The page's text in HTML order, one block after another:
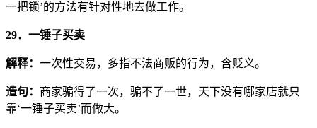
一把锁’的方法有针对性地去做工作。
29．一锤子买卖
解释： 一次性交易，多指不法商贩的行为，含贬义。
造句： 商家骗得了一次，骗不了一世，天下没有哪家店就只
靠‘一锤子买卖’而做大。